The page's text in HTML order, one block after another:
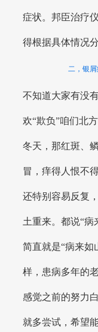
症状。邦臣治疗
得根据具体情况
二，银
不知道大家有没
欢“欺负”咱们北
冬天，那红斑、
冒，痒得人恨不
还特别容易反复
土重来。都说“病
简直就是“病来如
样，患病多年的
感觉之前的努力
就多尝试，希望